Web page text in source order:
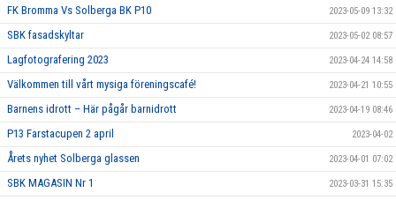
FK Bromma Vs Solberga BK P10 2023-05-09 13:32
SBK fasadskyltar 2023-05-02 08:57
Lagfotografering 2023 2023-04-24 14:58
Välkommen till vårt mysiga föreningscafé! 2023-04-21 10:55
Barnens idrott – Här pågår barnidrott 2023-04-19 08:46
P13 Farstacupen 2 april 2023-04-02
Årets nyhet Solberga glassen 2023-04-01 07:02
SBK MAGASIN Nr 1 2023-03-31 15:35